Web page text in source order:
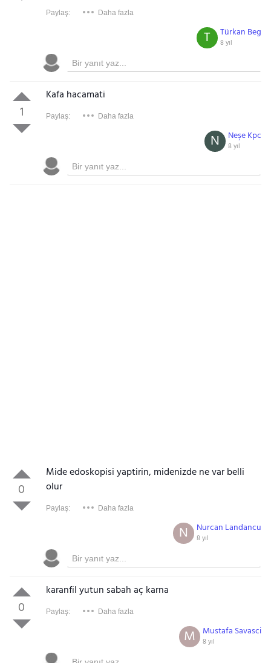
Paylaş: Daha fazla
Türkan Beg
8 yıl
T
1
Kafa hacamati
Paylaş: Daha fazla
Neşe Kpc
8 yıl
N
0
Mide edoskopisi yaptirin, midenizde ne var belli
olur
Paylaş: Daha fazla
Nurcan Landancu
8 yıl
N
0
karanfil yutun sabah aç karna
Paylaş: Daha fazla
Mustafa Savasci
8 yıl
M